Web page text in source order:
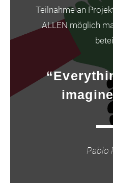
Teilnahme an
ALLEN möglich
Pablo